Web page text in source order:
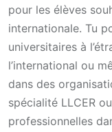
pour les élèves
internationale. Tu
universitaires à
l’international ou
dans des
spécialité LLCER
professionnelles